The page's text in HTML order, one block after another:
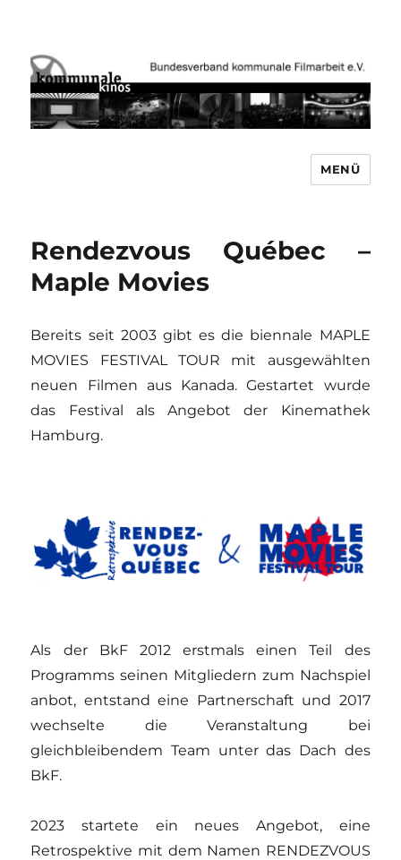
Bundesverband kommunale
MENÜ
Rendezvous Québec –
Maple Movies
Bereits seit 2003 gibt es die biennale MAPLE
MOVIES FESTIVAL TOUR mit ausgewählten
neuen Filmen aus Kanada. Gestartet wurde
das Festival als Angebot der Kinemathek
Hamburg.
Als der BkF 2012 erstmals einen Teil des
Programms seinen Mitgliedern zum Nachspiel
anbot, entstand eine Partnerschaft und 2017
wechselte die Veranstaltung bei
gleichbleibendem Team unter das Dach des
BkF.
2023 startete ein neues Angebot, eine
Retrospektive mit dem Namen RENDEZVOUS